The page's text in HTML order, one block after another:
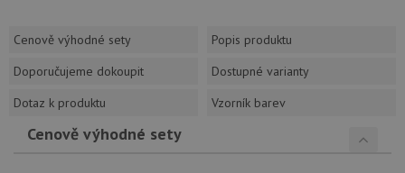
Cenově výhodné sety
Popis produktu
Doporučujeme dokoupit
Dostupné varianty
Dotaz k produktu
Vzorník barev
Cenově výhodné sety